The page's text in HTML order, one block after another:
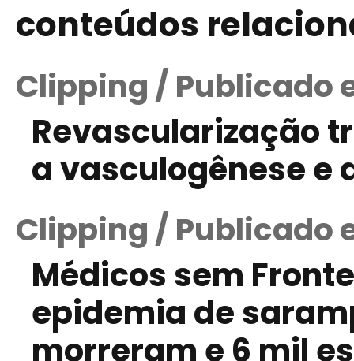
conteúdos
Clipping / Publicado
Revascularização
a vasculogênese e
Clipping / Publicado
Médicos sem
epidemia de
morreram e 6 mil